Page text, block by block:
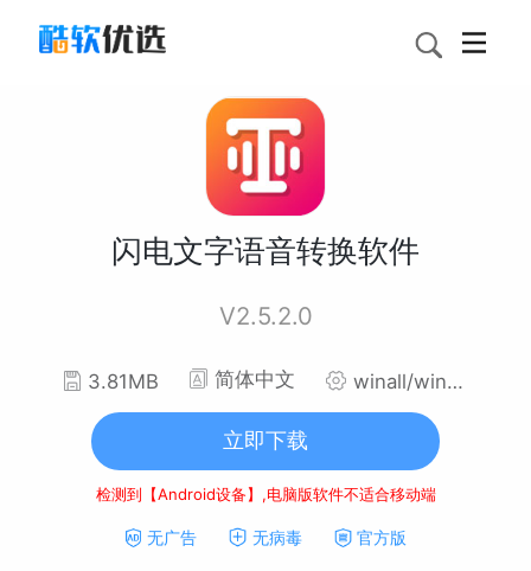
闪电文字语音转换软件
V2.5.2.0
3.81MB 简体中文 winall/win7/win10/win11
立即下载
检测到【Android设备】,电脑版软件不适合移动端
无广告 无病毒 官方版